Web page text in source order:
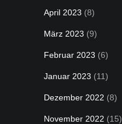
April 2023 (8)
März 2023 (9)
Februar 2023 (6)
Januar 2023 (11)
Dezember 2022 (8)
November 2022 (15)